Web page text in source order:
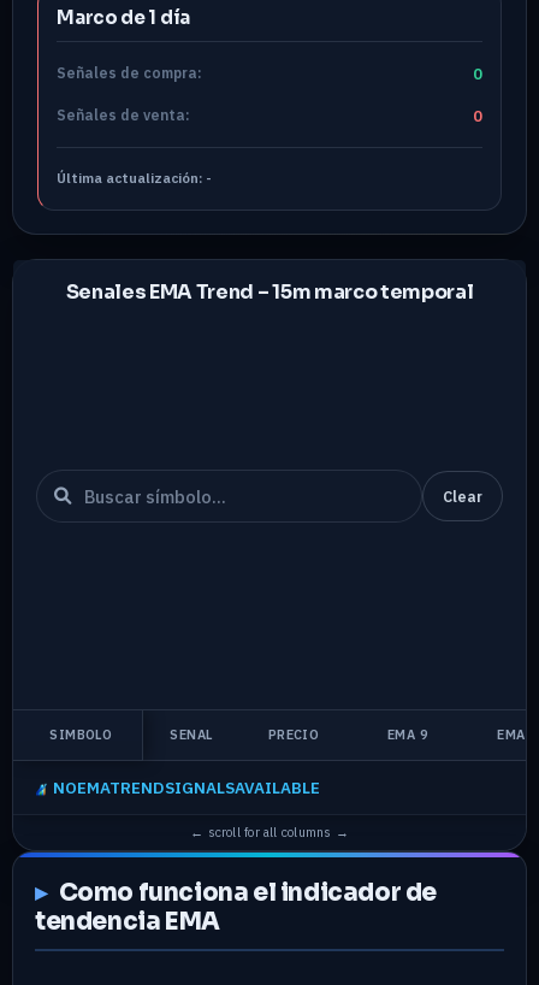
Marco de 1 día
Señales de compra: 0
Señales de venta: 0
Última actualización: -
Senales EMA Trend –15mmarco temporal
Clear
SIMBOLO SENAL PRECIO EMA 9 EMA
NOEMATRENDSIGNALSAVAILABLE
Como funciona el indicador de
tendencia EMA